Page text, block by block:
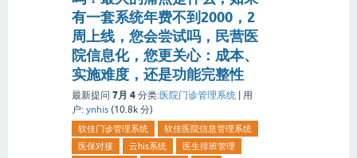
有一套系统年费不到2000，2
周上线，您会尝试吗，民营医
院信息化，您更关心：成本、
实施难度，还是功能完整性
最新提问 7月 4 分类:医院门诊管理系统
用
户: ynhis (10.8k 分)
软佳门诊管理系统
软佳医院信息管理系统
医保对接
云his系统
医生排班管理